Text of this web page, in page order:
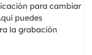
para cambiar
puedes
la grabación